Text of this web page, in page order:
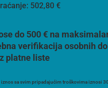
502,80 €
do 500 € na
verifikacija osobnih
platne liste
sa svim pripadajućim troškovima iznosi